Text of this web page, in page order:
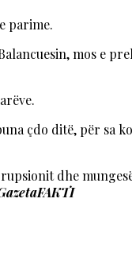
parime.
mos e
çdo ditë, për sa
dhe